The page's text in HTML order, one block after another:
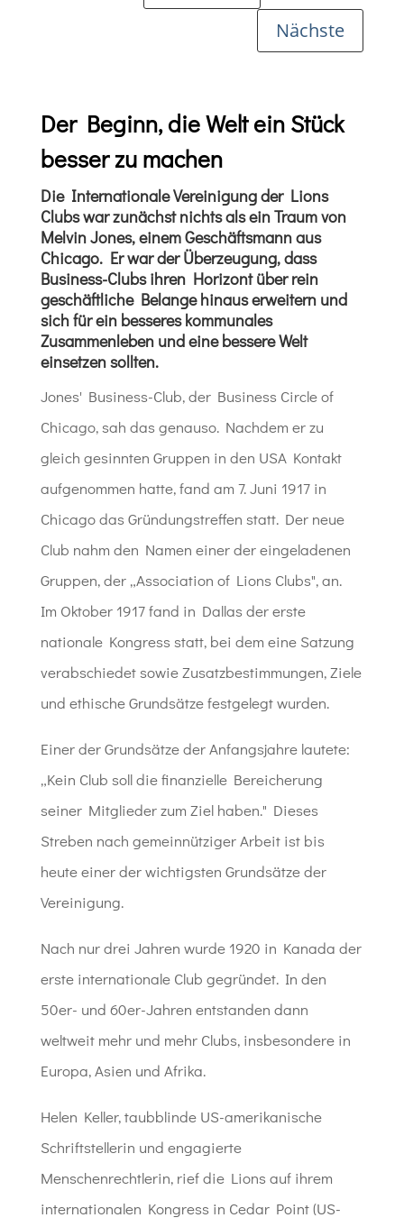
Nächste
Der Beginn, die Welt ein Stück
besser zu machen
Die Internationale Vereinigung der Lions
Clubs war zunächst nichts als ein Traum von
Melvin Jones, einem Geschäftsmann aus
Chicago. Er war der Überzeugung, dass
Business-Clubs ihren Horizont über rein
geschäftliche Belange hinaus erweitern und
sich für ein besseres kommunales
Zusammenleben und eine bessere Welt
einsetzen sollten.
Jones' Business-Club, der Business Circle of
Chicago, sah das genauso. Nachdem er zu
gleich gesinnten Gruppen in den USA Kontakt
aufgenommen hatte, fand am 7. Juni 1917 in
Chicago das Gründungstreffen statt. Der neue
Club nahm den Namen einer der eingeladenen
Gruppen, der „Association of Lions Clubs", an.
Im Oktober 1917 fand in Dallas der erste
nationale Kongress statt, bei dem eine Satzung
verabschiedet sowie Zusatzbestimmungen, Ziele
und ethische Grundsätze festgelegt wurden.
Einer der Grundsätze der Anfangsjahre lautete:
„Kein Club soll die finanzielle Bereicherung
seiner Mitglieder zum Ziel haben." Dieses
Streben nach gemeinnütziger Arbeit ist bis
heute einer der wichtigsten Grundsätze der
Vereinigung.
Nach nur drei Jahren wurde 1920 in Kanada der
erste internationale Club gegründet. In den
50er- und 60er-Jahren entstanden dann
weltweit mehr und mehr Clubs, insbesondere in
Europa, Asien und Afrika.
Helen Keller, taubblinde US-amerikanische
Schriftstellerin und engagierte
Menschenrechtlerin, rief die Lions auf ihrem
internationalen Kongress in Cedar Point (US-